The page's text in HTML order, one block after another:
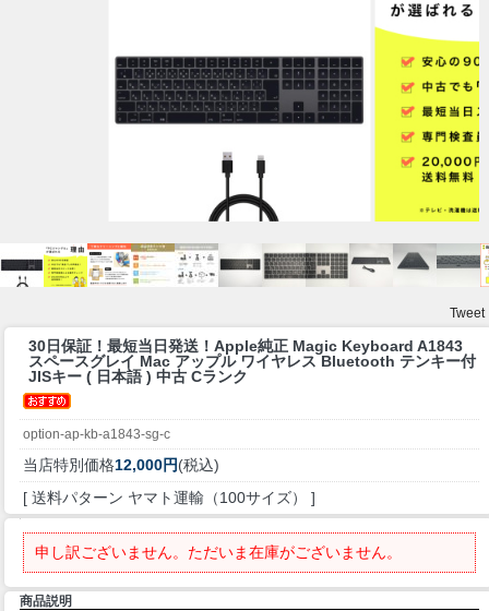
Tweet
30日保証！最短当日発送！ Apple純正 Magic Keyboard A1843
スペースグレイ Mac アップル ワイヤレス Bluetooth テンキー付
JISキー ( 日本語 ) 中古 Cランク
option-ap-kb-a1843-sg-c
当店特別価格12,000円(税込)
[ 送料パターン ヤマト運輸（100サイズ） ]
申し訳ございません。ただいま在庫がございません。
商品説明